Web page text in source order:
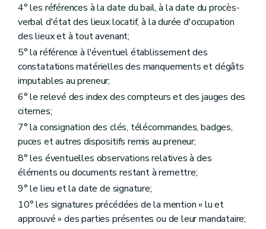
4° les références à la date du bail, à la date du procès-
verbal d'état des lieux locatif, à la durée d'occupation
des lieux et à tout avenant;
5° la référence à l'éventuel établissement des
constatations matérielles des manquements et dégâts
imputables au preneur;
6° le relevé des index des compteurs et des jauges des
citernes;
7° la consignation des clés, télécommandes, badges,
puces et autres dispositifs remis au preneur;
8° les éventuelles observations relatives à des
éléments ou documents restant à remettre;
9° le lieu et la date de signature;
10° les signatures précédées de la mention « lu et
approuvé » des parties présentes ou de leur mandataire;